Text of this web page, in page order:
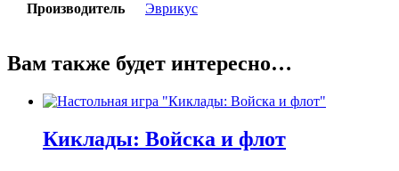
Производитель Эврикус
Вам также будет интересно…
Киклады: Войска и флот